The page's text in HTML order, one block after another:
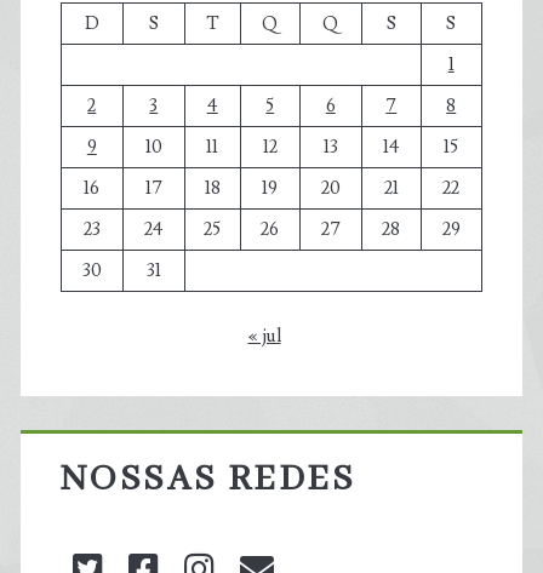
D
S T Q Q S
S
1
2
3 4 5 6 7
8
9
10 11 12 13 14
15
16
17 18 19 20 21
22
23
24 25 26 27 28
29
30
31
« jul
NOSSAS REDES